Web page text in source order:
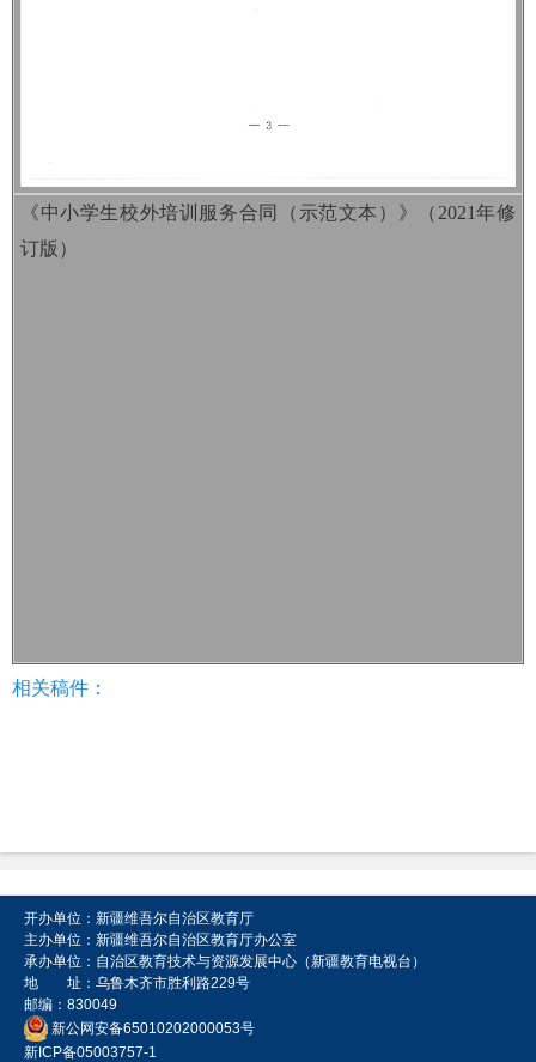
《中小学生校外培训服务合同（示范文本）》（2021年修
订版）
相关稿件：
开办单位：新疆维吾尔自治区教育厅
主办单位：新疆维吾尔自治区教育厅办公室
承办单位：自治区教育技术与资源发展中心（新疆教育电视台）
地 址：乌鲁木齐市胜利路229号
邮编：830049
新公网安备65010202000053号
新ICP备05003757-1